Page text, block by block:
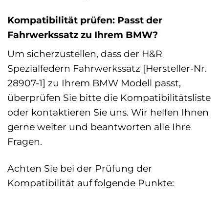
Kompatibilität prüfen: Passt der
Fahrwerkssatz zu Ihrem BMW?
Um sicherzustellen, dass der H&R
Spezialfedern Fahrwerkssatz [Hersteller-Nr.
28907-1] zu Ihrem BMW Modell passt,
überprüfen Sie bitte die Kompatibilitätsliste
oder kontaktieren Sie uns. Wir helfen Ihnen
gerne weiter und beantworten alle Ihre
Fragen.
Achten Sie bei der Prüfung der
Kompatibilität auf folgende Punkte: